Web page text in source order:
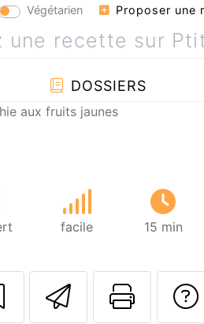
Végétarien Proposer une
DOSSIERS
aux fruits jaunes
facile 15 min
Envoyer